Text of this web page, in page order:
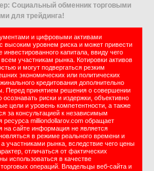
Социальный обменник торговыми
для трейдинга!
и цифровыми активами
высоким уровнем риска и может привести
инвестированного капитала, ввиду чего
участникам рынка. Котировки активов
и могут подвергаться резким
экономических или политических
кредитования дополнительно
Перед принятием решения о совершении
риски и издержки, объективно
цели и уровень компетентности, а также
за консультацией к независимым
ресурса milliondollarov.com обращает
на сайте информация не является
в режиме реального времени и
участниками рынка, вследствие чего цены
отличаться от фактических
использоваться в качестве
операций. Владельцы веб-сайта и